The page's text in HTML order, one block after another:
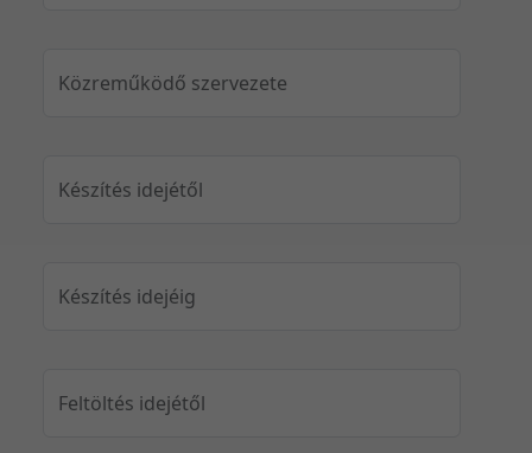
Közreműködő szervezete
Készítés idejétől
Készítés idejéig
Feltöltés idejétől